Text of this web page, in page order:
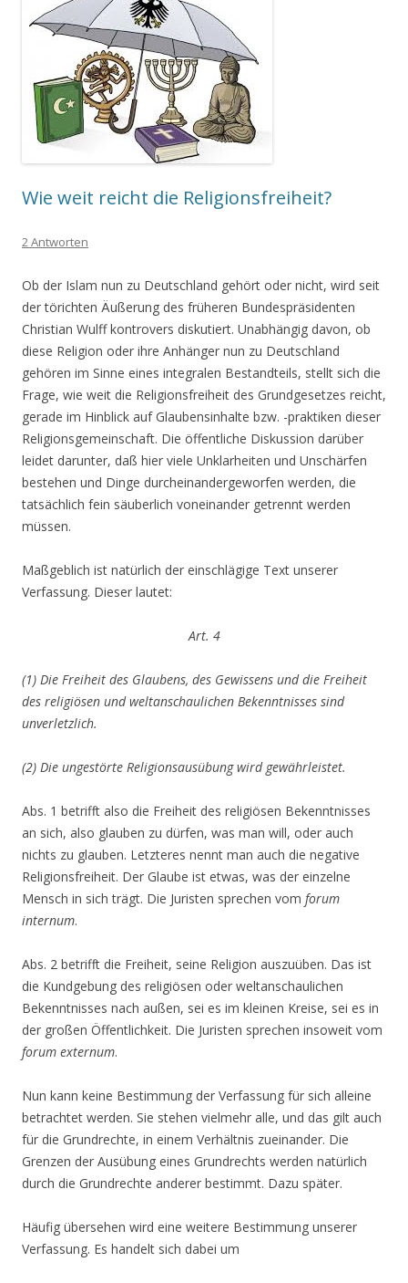
Wie weit reicht die Religionsfreiheit?
2 Antworten
Ob der Islam nun zu Deutschland gehört oder nicht, wird seit
der törichten Äußerung des früheren Bundespräsidenten
Christian Wulff kontrovers diskutiert. Unabhängig davon, ob
diese Religion oder ihre Anhänger nun zu Deutschland
gehören im Sinne eines integralen Bestandteils, stellt sich die
Frage, wie weit die Religionsfreiheit des Grundgesetzes reicht,
gerade im Hinblick auf Glaubensinhalte bzw. -praktiken dieser
Religionsgemeinschaft. Die öffentliche Diskussion darüber
leidet darunter, daß hier viele Unklarheiten und Unschärfen
bestehen und Dinge durcheinandergeworfen werden, die
tatsächlich fein säuberlich voneinander getrennt werden
müssen.
Maßgeblich ist natürlich der einschlägige Text unserer
Verfassung. Dieser lautet:
Art. 4
(1) Die Freiheit des Glaubens, des Gewissens und die Freiheit
des religiösen und weltanschaulichen Bekenntnisses sind
unverletzlich.
(2) Die ungestörte Religionsausübung wird gewährleistet.
Abs. 1 betrifft also die Freiheit des religiösen Bekenntnisses
an sich, also glauben zu dürfen, was man will, oder auch
nichts zu glauben. Letzteres nennt man auch die negative
Religionsfreiheit. Der Glaube ist etwas, was der einzelne
Mensch in sich trägt. Die Juristen sprechen vom forum
internum.
Abs. 2 betrifft die Freiheit, seine Religion auszuüben. Das ist
die Kundgebung des religiösen oder weltanschaulichen
Bekenntnisses nach außen, sei es im kleinen Kreise, sei es in
der großen Öffentlichkeit. Die Juristen sprechen insoweit vom
forum externum.
Nun kann keine Bestimmung der Verfassung für sich alleine
betrachtet werden. Sie stehen vielmehr alle, und das gilt auch
für die Grundrechte, in einem Verhältnis zueinander. Die
Grenzen der Ausübung eines Grundrechts werden natürlich
durch die Grundrechte anderer bestimmt. Dazu später.
Häufig übersehen wird eine weitere Bestimmung unserer
Verfassung. Es handelt sich dabei um